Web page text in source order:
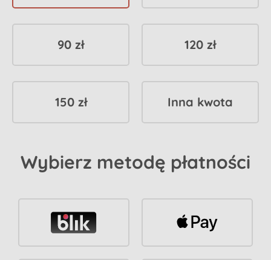
90 zł 120 zł
150 zł Inna kwota
Wybierz metodę płatności